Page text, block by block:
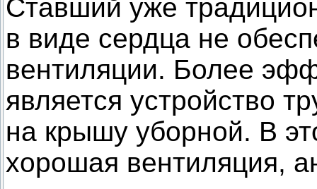
Ставший уже
в виде сердца не
вентиляции. Более
является устройство
на крышу уборной. В
хорошая вентиляция,